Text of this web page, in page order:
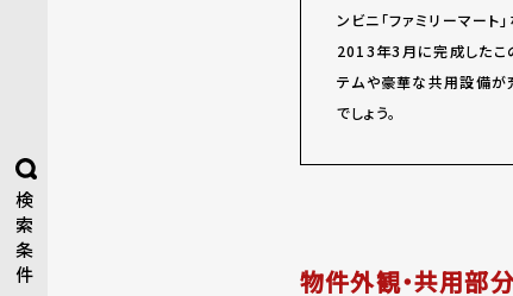
検
索
条
件
ンビニ「ファミリーマート
2013年3月に完成したこ
テムや豪華な共用設備が
でしょう。
物件外観・共用部